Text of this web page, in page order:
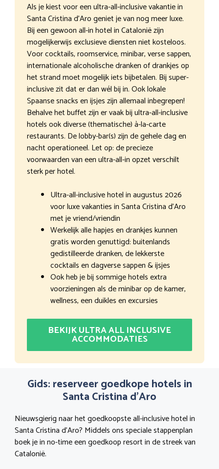
Als je kiest voor een ultra-all-inclusive vakantie in
Santa Cristina d’Aro geniet je van nog meer luxe.
Bij een gewoon all-in hotel in Catalonië zijn
mogelijkerwijs exclusieve diensten niet kosteloos.
Voor cocktails, roomservice, minibar, verse sappen,
internationale alcoholische dranken of drankjes op
het strand moet mogelijk iets bijbetalen. Bij super-
inclusive zit dat er dan wél bij in. Ook lokale
Spaanse snacks en ijsjes zijn allemaal inbegrepen!
Behalve het buffet zijn er vaak bij ultra-all-inclusive
hotels ook diverse (thematische) à-la-carte
restaurants. De lobby-bar(s) zijn de gehele dag en
nacht operationeel. Let op: de precieze
voorwaarden van een ultra-all-in opzet verschilt
sterk per hotel.
Ultra-all-inclusive hotel in augustus 2026
voor luxe vakanties in Santa Cristina d’Aro
met je vriend/vriendin
Werkelijk alle hapjes en drankjes kunnen
gratis worden genuttigd: buitenlands
gedistilleerde dranken, de lekkerste
cocktails en dagverse sappen & ijsjes
Ook heb je bij sommige hotels extra
voorzieningen als de minibar op de kamer,
wellness, een duikles en excursies
BEKIJK ULTRA ALL INCLUSIVE
ACCOMMODATIES
Gids: reserveer goedkope hotels in
Santa Cristina d’Aro
Nieuwsgierig naar het goedkoopste all-inclusive hotel in
Santa Cristina d’Aro? Middels ons speciale stappenplan
boek je in no-time een goedkoop resort in de streek van
Catalonië.